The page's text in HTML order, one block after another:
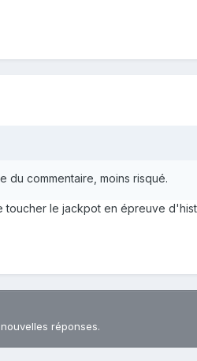
du commentaire, moins risqué.
toucher le jackpot en épreuve
réponses.